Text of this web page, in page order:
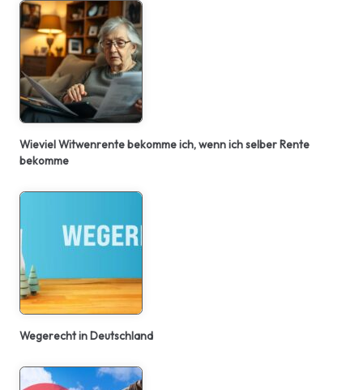
Wieviel Witwenrente bekomme ich, wenn ich selber Rente
bekomme
Wegerecht in Deutschland